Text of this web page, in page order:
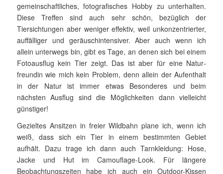
gemeinschaftliches, fotografisches Hobby zu unterhalten.
Diese Treffen sind auch sehr schön, bezüglich der
Tiersichtungen aber weniger effektiv, weil unkonzentrierter,
auf­fäl­liger und geräuschintensiver. Aber auch wenn ich
allein unterwegs bin, gibt es Tage, an denen sich bei einem
Fotoausflug kein Tier zeigt. Das ist aber für eine Natur­
freundin wie mich kein Problem, denn allein der Aufenthalt
in der Natur ist immer etwas Besonderes und beim
nächsten Ausflug sind die Möglichkeiten dann vielleicht
günstiger!
Gezieltes Ansitzen in freier Wildbahn plane ich, wenn ich
weiß, dass sich ein Tier in einem bestimmten Gebiet
aufhält. Dazu trage ich dann auch Tarnkleidung: Hose,
Jacke und Hut im Camouflage-Look. Für längere
Beobachtungszeiten habe ich auch ein Outdoor-Kissen